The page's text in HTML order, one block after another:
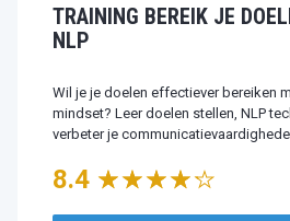
TRAINING BEREIK JE
NLP
Wil je je doelen effectiever bereiken
mindset? Leer doelen stellen, NLP
verbeter je
8.4